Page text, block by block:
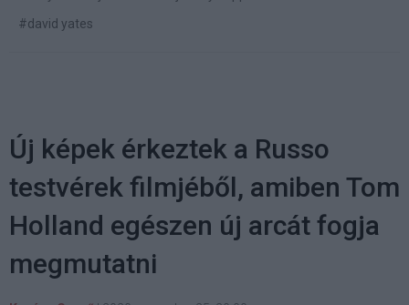
#david yates
Új képek érkeztek a Russo
testvérek filmjéből, amiben Tom
Holland egészen új arcát fogja
megmutatni